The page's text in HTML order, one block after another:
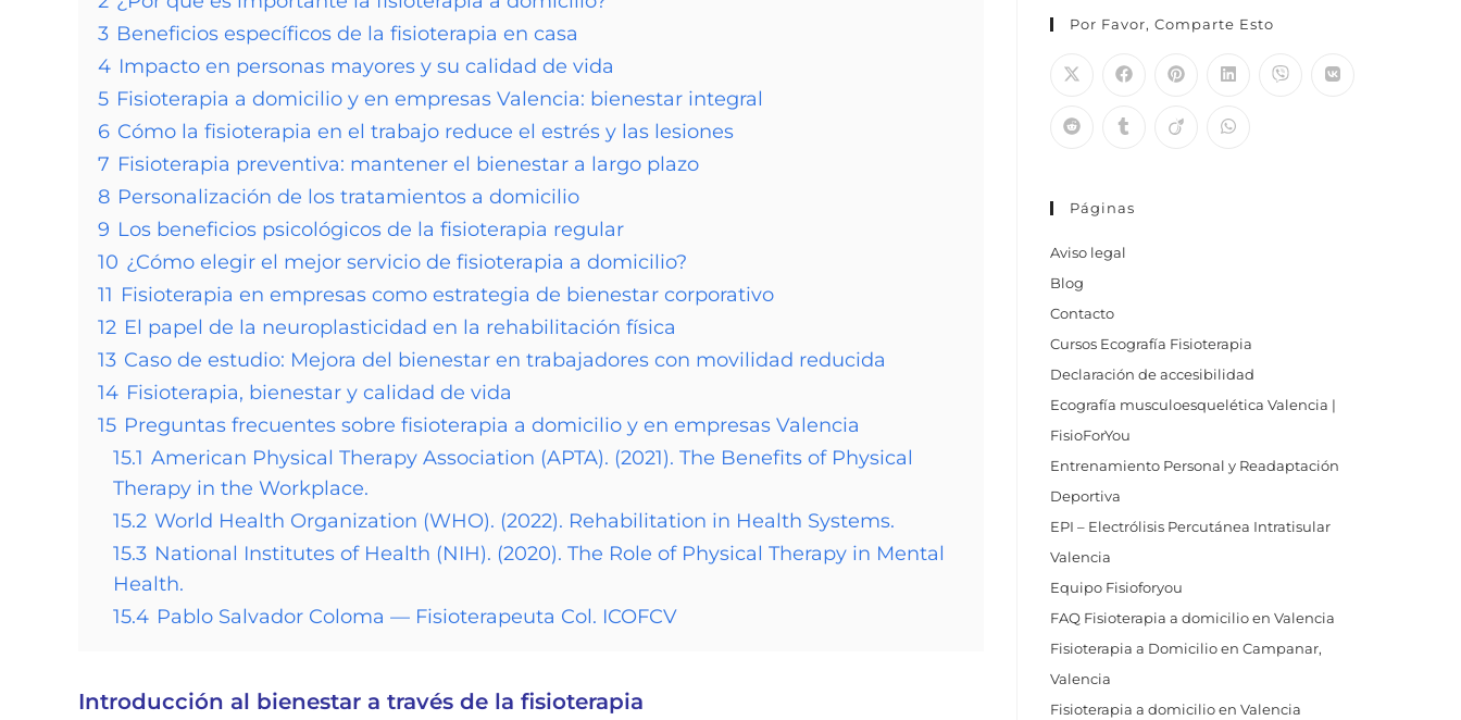
3 Beneficios específicos de la fisioterapia en casa
4 Impacto en personas mayores y su calidad de vida
5 Fisioterapia a domicilio y en empresas Valencia: bienestar integral
6 Cómo la fisioterapia en el trabajo reduce el estrés y las lesiones
7 Fisioterapia preventiva: mantener el bienestar a largo plazo
8 Personalización de los tratamientos a domicilio
9 Los beneficios psicológicos de la fisioterapia regular
10 ¿Cómo elegir el mejor servicio de fisioterapia a domicilio?
11 Fisioterapia en empresas como estrategia de bienestar corporativo
12 El papel de la neuroplasticidad en la rehabilitación física
13 Caso de estudio: Mejora del bienestar en trabajadores con movilidad reducida
14 Fisioterapia, bienestar y calidad de vida
15 Preguntas frecuentes sobre fisioterapia a domicilio y en empresas Valencia
15.1 American Physical Therapy Association (APTA). (2021). The Benefits of Physical
Therapy in the Workplace.
15.2 World Health Organization (WHO). (2022). Rehabilitation in Health Systems.
15.3 National Institutes of Health (NIH). (2020). The Role of Physical Therapy in Mental
Health.
15.4 Pablo Salvador Coloma — Fisioterapeuta Col. ICOFCV
Introducción al bienestar a través de la fisioterapia
Por Favor, Comparte Esto
Páginas
Aviso legal
Blog
Contacto
Cursos Ecografía Fisioterapia
Declaración de accesibilidad
Ecografía musculoesquelética Valencia |
FisioForYou
Entrenamiento Personal y Readaptación
Deportiva
EPI – Electrólisis Percutánea Intratisular
Valencia
Equipo Fisioforyou
FAQ Fisioterapia a domicilio en Valencia
Fisioterapia a Domicilio en Campanar,
Valencia
Fisioterapia a domicilio en Valencia